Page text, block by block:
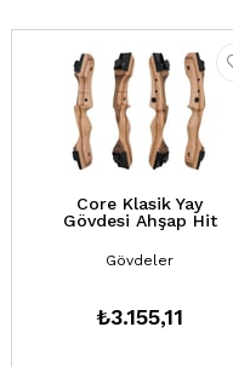
Core Klasik Yay
Gövdesi Ahşap Hit
Gövdeler
₺3.155,11